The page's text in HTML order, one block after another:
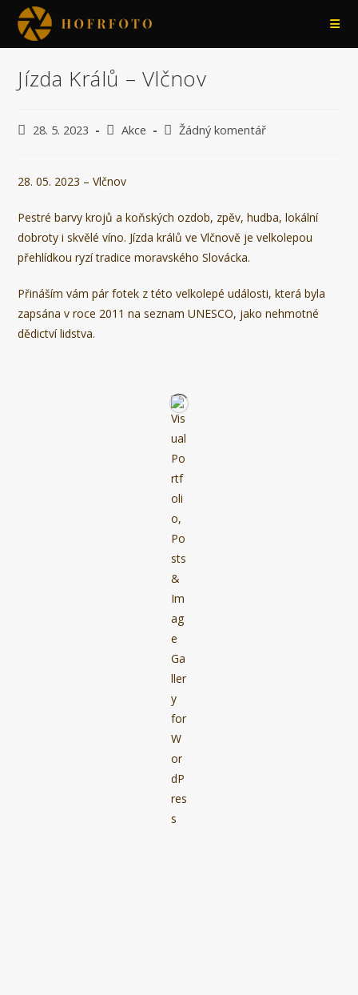
Přejít
obsahu
Jízda Králů – Vlčnov
Příspěvek
28. 5. 2023
Rubriky
Akce
Komentáře
Žádný komentář
28. 05. 2023 – Vlčnov
Pestré barvy krojů a koňských ozdob, zpěv, hudba, lokální
dobroty i skvělé víno. Jízda králů ve Vlčnově je velkolepou
přehlídkou ryzí tradice moravského Slovácka.
Přináším vám pár fotek z této velkolepé události, která byla
zapsána v roce 2011 na seznam UNESCO, jako nehmotné
dědictví lidstva.